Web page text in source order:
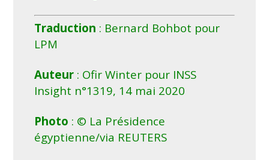
Traduction : Bernard Bohbot pour
LPM
Auteur : Ofir Winter pour INSS
Insight n°1319, 14 mai 2020
Photo : © La Présidence
égyptienne/via REUTERS